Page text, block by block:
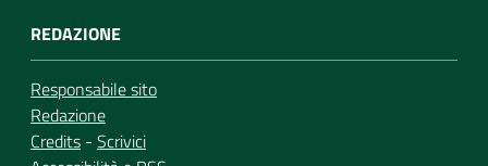
REDAZIONE
Responsabile sito
Redazione
Credits - Scrivici